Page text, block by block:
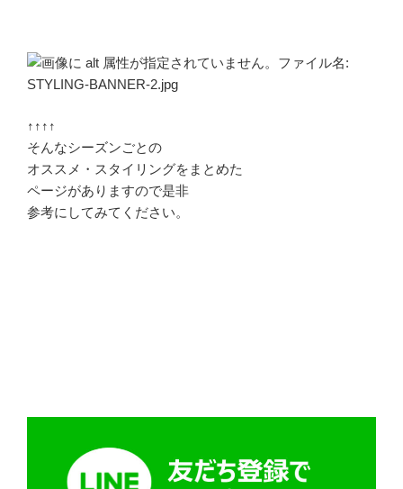
↑↑↑↑
そんなシーズンごとの
オススメ・スタイリングをまとめた
ページがありますので是非
参考にしてみてください。